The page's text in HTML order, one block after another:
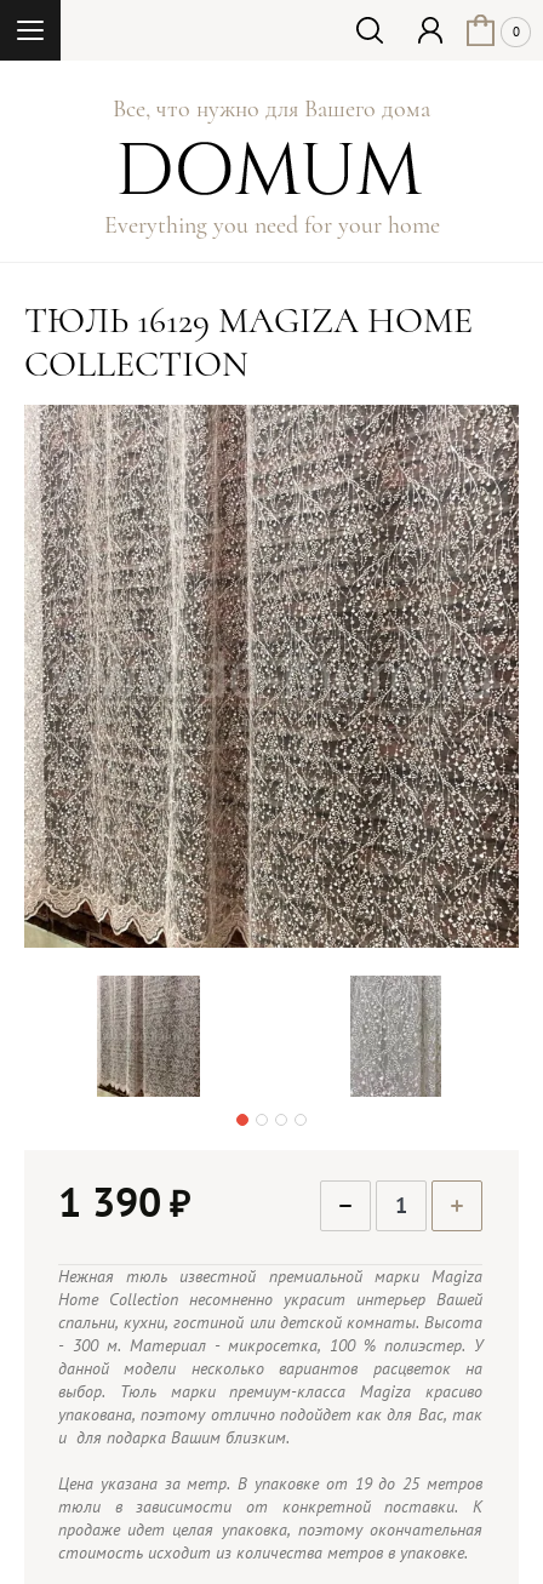
0
Кнопка
Все, что нужно для Вашего дома
Everything you need for your home
ТЮЛЬ 16129 MAGIZA HOME
COLLECTION
1 390 ₽
Нежная тюль известной премиальной марки Magiza
Home Collection несомненно украсит интерьер Вашей
спальни, кухни, гостиной или детской комнаты. Высота
- 300 м. Материал - микросетка, 100 % полиэстер. У
данной модели несколько вариантов расцветок на
выбор. Тюль марки премиум-класса Magiza красиво
упакована, поэтому отлично подойдет как для Вас, так
и для подарка Вашим близким.
Цена указана за метр. В упаковке от 19 до 25 метров
тюли в зависимости от конкретной поставки. К
продаже идет целая упаковка, поэтому окончательная
стоимость исходит из количества метров в упаковке.